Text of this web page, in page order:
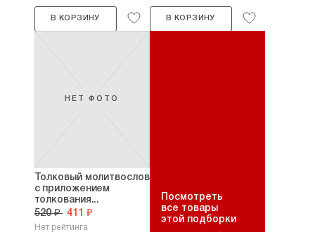
В КОРЗИНУ В КОРЗИНУ
НЕТ ФОТО
Толковый молитвослов
с приложением
толкования...
520 ₽ 411 ₽
Нет рейтинга
Посмотреть
все товары
этой подборки